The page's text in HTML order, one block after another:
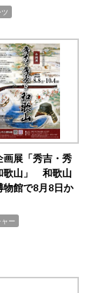
ツ
画展「秀吉・秀
歌山」 和歌山
物館で8月8日か
ー